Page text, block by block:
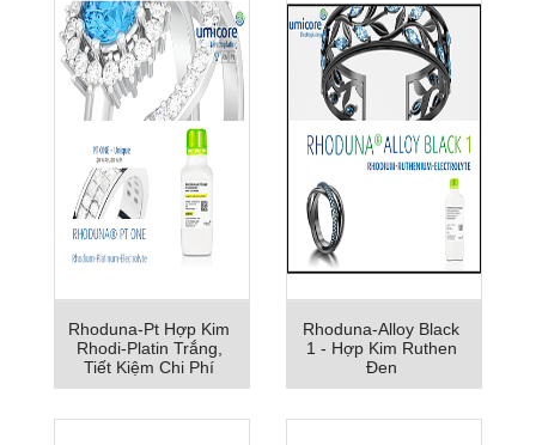
Rhoduna-Pt Hợp Kim
Rhodi-Platin Trắng,
Tiết Kiệm Chi Phí
Rhoduna-Alloy Black
1 - Hợp Kim Ruthen
Đen